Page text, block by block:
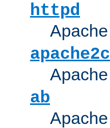
httpd
ab